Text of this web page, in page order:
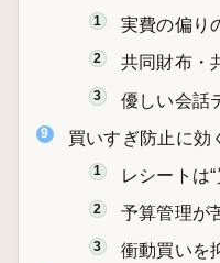
実費の偏り
共同財布・
優しい会話
買いすぎ防止に効
レシートは
予算管理が
衝動買いを